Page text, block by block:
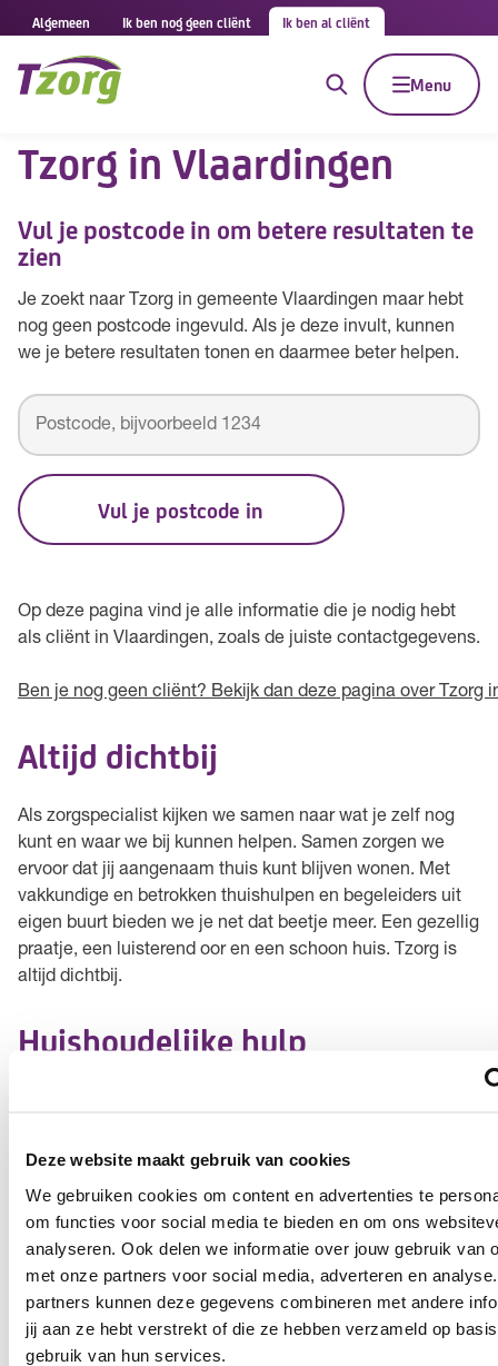
Deze website maakt gebruik van cookies
We gebruiken cookies om content en advertenties te
om functies voor social media te bieden en om ons
analyseren. Ook delen we informatie over jouw gebruik van
met onze partners voor social media, adverteren en
partners kunnen deze gegevens combineren met andere
jij aan ze hebt verstrekt of die ze hebben verzameld op
gebruik van hun services.
Algemeen Ik ben nog geen cliënt Ik ben al cliënt
Menu
Tzorg in Vlaardingen
Vul je postcode in om betere resultaten te
zien
Je zoekt naar Tzorg in gemeente Vlaardingen maar hebt
nog geen postcode ingevuld. Als je deze invult, kunnen
we je betere resultaten tonen en daarmee beter helpen.
Vul je postcode in
Op deze pagina vind je alle informatie die je nodig hebt
als cliënt in Vlaardingen, zoals de juiste contactgegevens.
Ben je nog geen cliënt? Bekijk dan deze pagina over Tzorg
Altijd dichtbij
Als zorgspecialist kijken we samen naar wat je zelf nog
kunt en waar we bij kunnen helpen. Samen zorgen we
ervoor dat jij aangenaam thuis kunt blijven wonen. Met
vakkundige en betrokken thuishulpen en begeleiders uit
eigen buurt bieden we je net dat beetje meer. Een gezellig
praatje, een luisterend oor en een schoon huis. Tzorg is
altijd dichtbij.
Huishoudelijke hulp
misschien niet meer om alle taken van het huishouden
krijgt. Tzorg helpt je graag met hulp bij het huishouden.
Hiervoor bel je naar
het planbureau
Zorgmoment wijzigen
Hiervoor mail je
naar de
zorgcoördinator